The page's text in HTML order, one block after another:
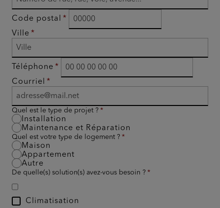
Code postal
Ville
Téléphone
Courriel
Quel est le type de projet ?
Installation
Maintenance et Réparation
Quel est votre type de logement ?
Maison
Appartement
Autre
De quelle(s) solution(s) avez-vous besoin ?
Climatisation